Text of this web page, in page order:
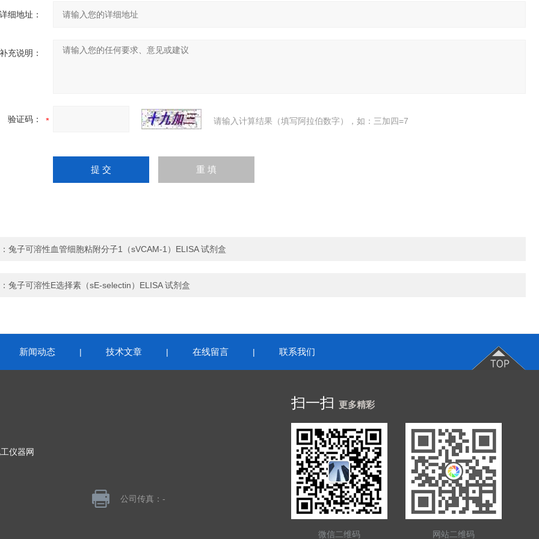
详细地址：
补充说明：
验证码： 请输入计算结果（填写阿拉伯数字），如：三加四=7
兔子可溶性血管细胞粘附分子1（sVCAM-1）ELISA 试剂盒
兔子可溶性E选择素（sE-selectin）ELISA 试剂盒
新闻动态 | 技术文章 | 在线留言 | 联系我们
仪器网
公司传真：-
扫一扫 更多精彩
微信二维码 网站二维码